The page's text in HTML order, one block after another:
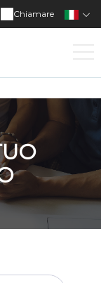
Chiamare